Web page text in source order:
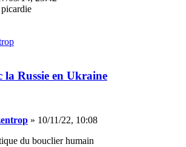
picardie
la Russie en Ukraine
» 10/11/22, 10:08
du bouclier humain